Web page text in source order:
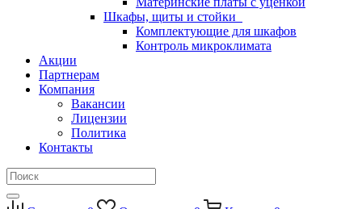
Шкафы, щиты и стойки
Комплектующие для шкафов
Контроль микроклимата
Акции
Партнерам
Компания
Вакансии
Лицензии
Политика
Контакты